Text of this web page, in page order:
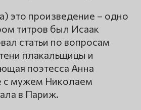
это произведение – одно
титров был Исаак
статьи по вопросам
плакальщицы и
поэтесса Анна
с мужем Николаем
в Париж.